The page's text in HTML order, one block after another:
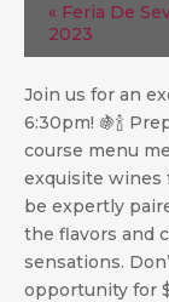
« Feria De
2023
Join us for an
6:30pm! 🍇🍾
course menu
exquisite wines
be expertly
the flavors and
sensations.
opportunity for